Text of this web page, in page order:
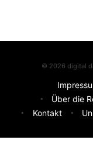
© 2026 digital
Über die
Kontakt